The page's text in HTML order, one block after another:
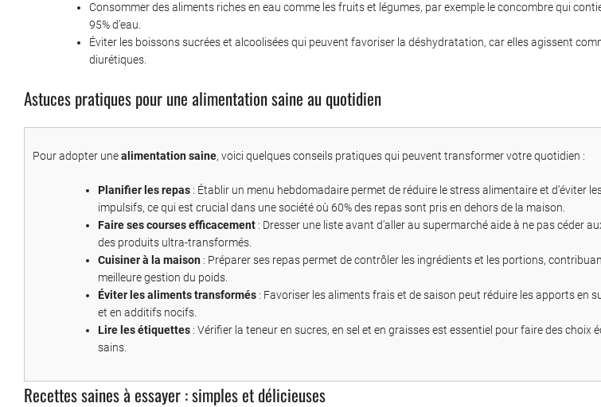
Consommer des aliments riches en eau comme les fruits et légumes, par exemple le concombre qui
95% d’eau.
Éviter les boissons sucrées et alcoolisées qui peuvent favoriser la déshydratation, car elles agissent
diurétiques.
Astuces pratiques pour une alimentation saine au quotidien
Pour adopter unealimentation saine, voici quelques conseils pratiques qui peuvent transformer votre quotidien :
Planifier les repas : Établir un menu hebdomadaire permet de réduire le stress alimentaire et d’éviter
impulsifs, ce qui est crucial dans une société où 60% des repas sont pris en dehors de la maison.
Faire ses courses efficacement : Dresser une liste avant d’aller au supermarché aide à ne pas céder
des produits ultra-transformés.
Cuisiner à la maison : Préparer ses repas permet de contrôler les ingrédients et les portions,
meilleure gestion du poids.
Éviter les aliments transformés : Favoriser les aliments frais et de saison peut réduire les apports en
et en additifs nocifs.
Lire les étiquettes : Vérifier la teneur en sucres, en sel et en graisses est essentiel pour faire des choix
sains.
Recettes saines à essayer : simples et délicieuses